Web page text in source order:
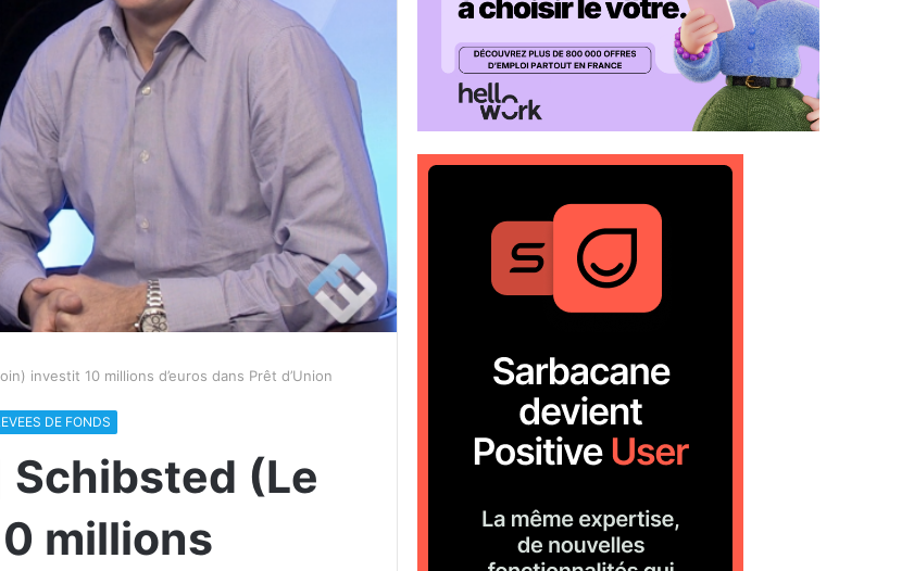
investit 10 millions d’euros dans Prêt d’Union
DE FONDS
(Le
millions